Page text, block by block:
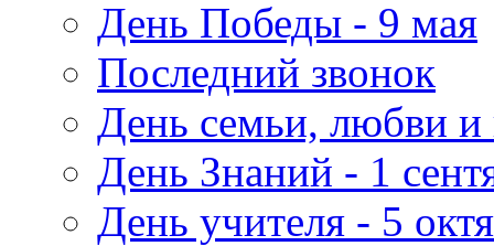
День Победы - 9 мая
Последний звонок
День семьи, любви и
День Знаний - 1
День учителя - 5